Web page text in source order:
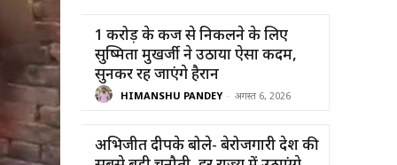
1 करोड़ के कर्ज से निकलने के लिए
सुष्मिता मुखर्जी ने उठाया ऐसा कदम,
सुनकर रह जाएंगे हैरान
HIMANSHU PANDEY - अगस्त 6, 2026
अभिजीत दीपके बोले- बेरोजगारी देश की